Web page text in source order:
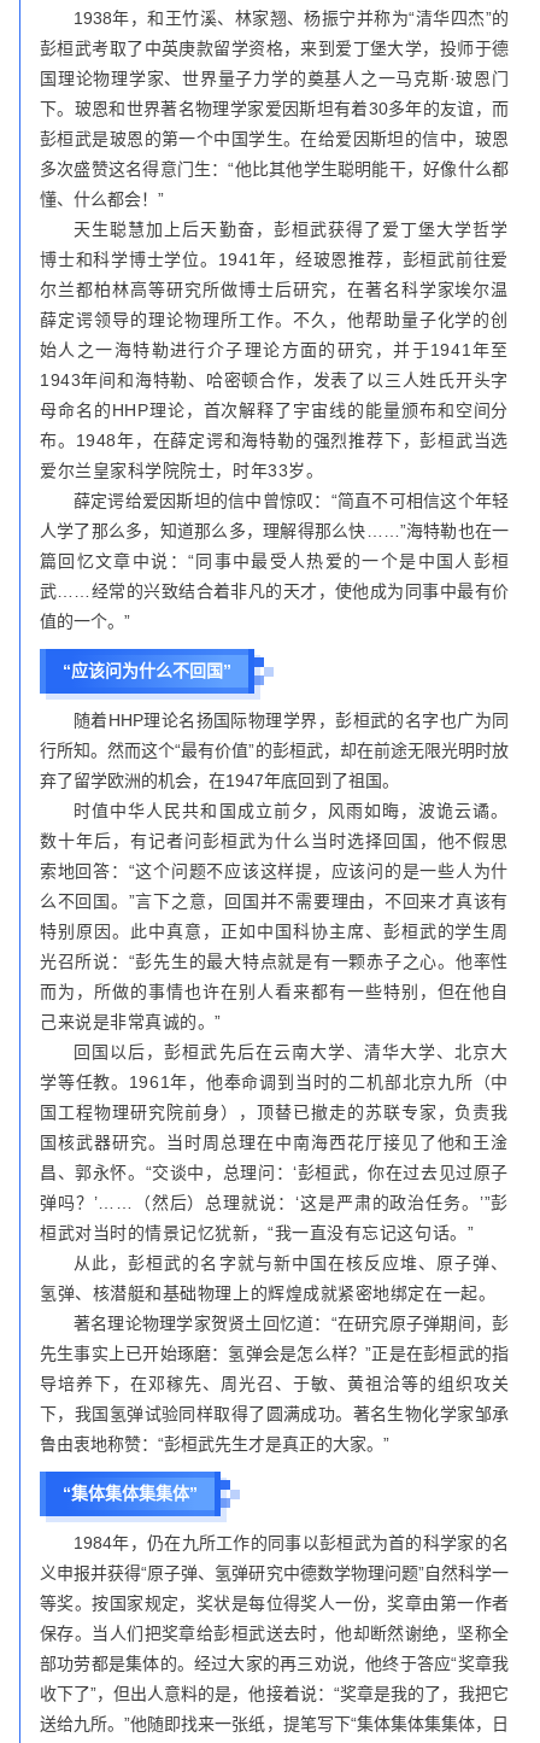
1938年，和王竹溪、林家翘、杨振宁并称为“清华四杰”的
彭桓武考取了中英庚款留学资格，来到爱丁堡大学，投师于德
国理论物理学家、世界量子力学的奠基人之一马克斯·玻恩门
下。玻恩和世界著名物理学家爱因斯坦有着30多年的友谊，而
彭桓武是玻恩的第一个中国学生。在给爱因斯坦的信中，玻恩
多次盛赞这名得意门生：“他比其他学生聪明能干，好像什么都
懂、什么都会！”
天生聪慧加上后天勤奋，彭桓武获得了爱丁堡大学哲学
博士和科学博士学位。1941年，经玻恩推荐，彭桓武前往爱
尔兰都柏林高等研究所做博士后研究，在著名科学家埃尔温
薛定谔领导的理论物理所工作。不久，他帮助量子化学的创
始人之一海特勒进行介子理论方面的研究，并于1941年至
1943年间和海特勒、哈密顿合作，发表了以三人姓氏开头字
母命名的HHP理论，首次解释了宇宙线的能量颁布和空间分
布。1948年，在薛定谔和海特勒的强烈推荐下，彭桓武当选
爱尔兰皇家科学院院士，时年33岁。
薛定谔给爱因斯坦的信中曾惊叹：“简直不可相信这个年轻
人学了那么多，知道那么多，理解得那么快……”海特勒也在一
篇回忆文章中说：“同事中最受人热爱的一个是中国人彭桓
武……经常的兴致结合着非凡的天才，使他成为同事中最有价
值的一个。”
“应该问为什么不回国”
随着HHP理论名扬国际物理学界，彭桓武的名字也广为同
行所知。然而这个“最有价值”的彭桓武，却在前途无限光明时放
弃了留学欧洲的机会，在1947年底回到了祖国。
时值中华人民共和国成立前夕，风雨如晦，波诡云谲。
数十年后，有记者问彭桓武为什么当时选择回国，他不假思
索地回答：“这个问题不应该这样提，应该问的是一些人为什
么不回国。”言下之意，回国并不需要理由，不回来才真该有
特别原因。此中真意，正如中国科协主席、彭桓武的学生周
光召所说：“彭先生的最大特点就是有一颗赤子之心。他率性
而为，所做的事情也许在别人看来都有一些特别，但在他自
己来说是非常真诚的。”
回国以后，彭桓武先后在云南大学、清华大学、北京大
学等任教。1961年，他奉命调到当时的二机部北京九所（中
国工程物理研究院前身），顶替已撤走的苏联专家，负责我
国核武器研究。当时周总理在中南海西花厅接见了他和王淦
昌、郭永怀。“交谈中，总理问：‘彭桓武，你在过去见过原子
弹吗？’……（然后）总理就说：‘这是严肃的政治任务。’”彭
桓武对当时的情景记忆犹新，“我一直没有忘记这句话。”
从此，彭桓武的名字就与新中国在核反应堆、原子弹、
氢弹、核潜艇和基础物理上的辉煌成就紧密地绑定在一起。
著名理论物理学家贺贤土回忆道：“在研究原子弹期间，彭
先生事实上已开始琢磨：氢弹会是怎么样？”正是在彭桓武的指
导培养下，在邓稼先、周光召、于敏、黄祖洽等的组织攻关
下，我国氢弹试验同样取得了圆满成功。著名生物化学家邹承
鲁由衷地称赞：“彭桓武先生才是真正的大家。”
“集体集体集集体”
1984年，仍在九所工作的同事以彭桓武为首的科学家的名
义申报并获得“原子弹、氢弹研究中德数学物理问题”自然科学一
等奖。按国家规定，奖状是每位得奖人一份，奖章由第一作者
保存。当人们把奖章给彭桓武送去时，他却断然谢绝，坚称全
部功劳都是集体的。经过大家的再三劝说，他终于答应“奖章我
收下了”，但出人意料的是，他接着说：“奖章是我的了，我把它
送给九所。”他随即找来一张纸，提笔写下“集体集体集集体，日